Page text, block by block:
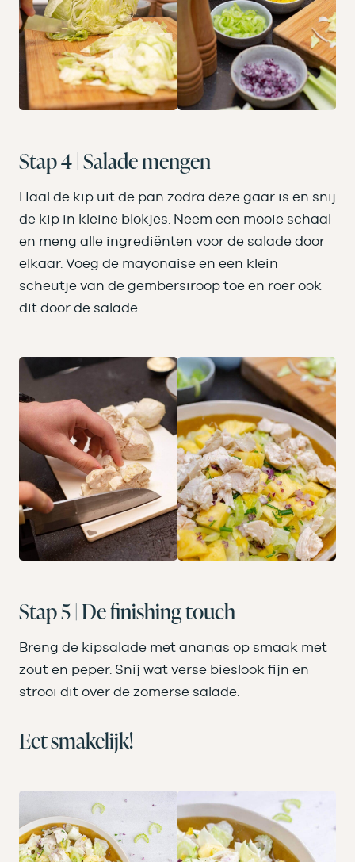
Stap 4 | Salade mengen
Haal de kip uit de pan zodra deze gaar is en snij
de kip in kleine blokjes. Neem een mooie schaal
en meng alle ingrediënten voor de salade door
elkaar. Voeg de mayonaise en een klein
scheutje van de gembersiroop toe en roer ook
dit door de salade.
Stap 5 | De finishing touch
Breng de kipsalade met ananas op smaak met
zout en peper. Snij wat verse bieslook fijn en
strooi dit over de zomerse salade.
Eet smakelijk!